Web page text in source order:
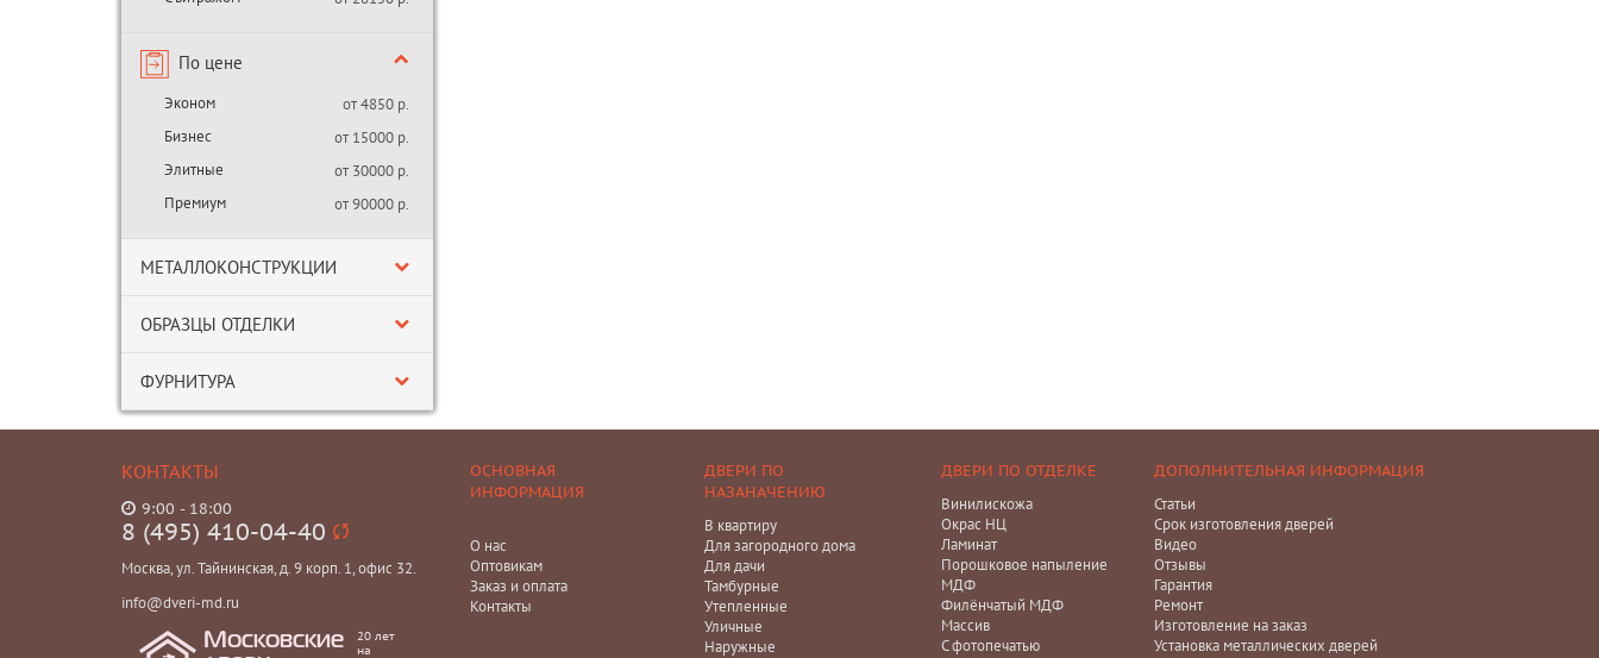
По цене
Эконом
от 4850 р.
Бизнес
от 15000 р.
Элитные
от 30000 р.
Премиум
от 90000 р.
МЕТАЛЛОКОНСТРУКЦИИ
ОБРАЗЦЫ ОТДЕЛКИ
ФУРНИТУРА
КОНТАКТЫ
9:00 - 18:00
8 (495) 410-04-40
Москва, ул. Тайнинская, д. 9 корп. 1, офис 32.
info@dveri-md.ru
Московские
20 лет
на
ОСНОВНАЯ
ИНФОРМАЦИЯ
О нас
Оптовикам
Заказ и оплата
Контакты
ДВЕРИ ПО
НАЗАНАЧЕНИЮ
В квартиру
Для загородного дома
Для дачи
Тамбурные
Утепленные
Уличные
Наружные
ДВЕРИ ПО ОТДЕЛКЕ
Винилискожа
Окрас НЦ
Ламинат
Порошковое напыление
МДФ
Филёнчатый МДФ
Массив
С фотопечатью
ДОПОЛНИТЕЛЬНАЯ ИНФОРМАЦИЯ
Статьи
Срок изготовления дверей
Видео
Отзывы
Гарантия
Ремонт
Изготовление на заказ
Установка металлических дверей